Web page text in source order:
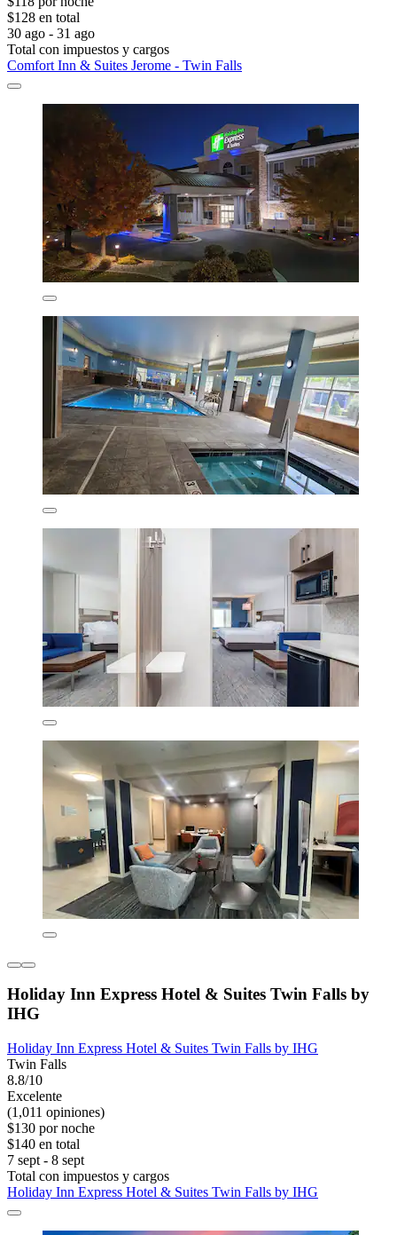
$128 en total
30 ago - 31 ago
Total con impuestos y cargos
Comfort Inn & Suites Jerome - Twin Falls
Holiday Inn Express Hotel & Suites Twin Falls by
IHG
Holiday Inn Express Hotel & Suites Twin Falls by IHG
Twin Falls
8.8/10
Excelente
(1,011 opiniones)
$130 por noche
$140 en total
7 sept - 8 sept
Total con impuestos y cargos
Holiday Inn Express Hotel & Suites Twin Falls by IHG